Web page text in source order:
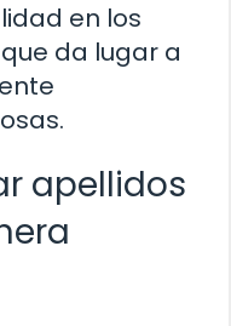
en los
da lugar a
apellidos